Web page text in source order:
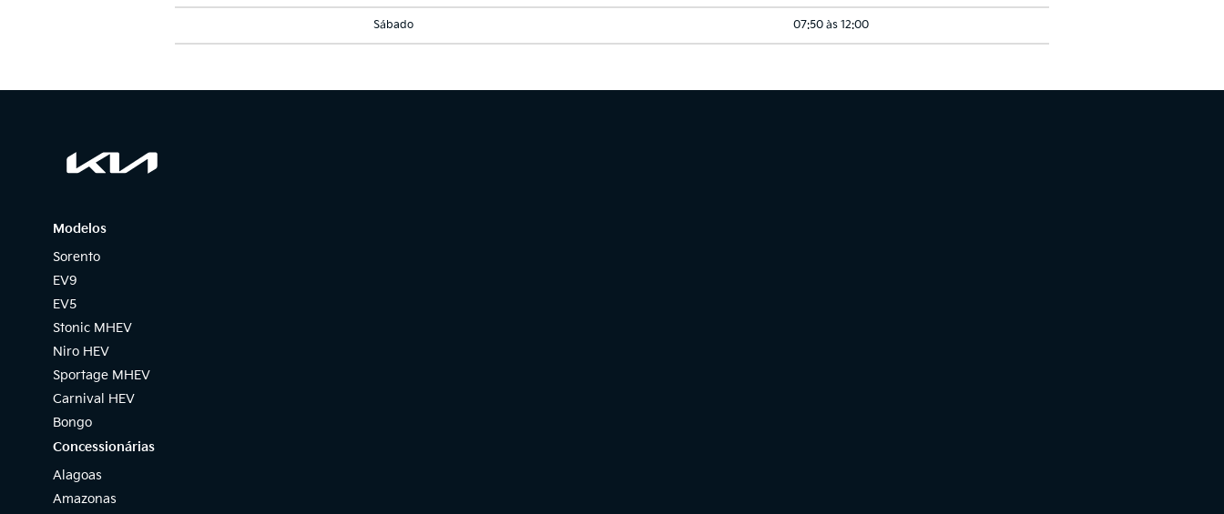
Sábado 07:50 às 12:00
Modelos
Sorento
EV9
EV5
Stonic MHEV
Niro HEV
Sportage MHEV
Carnival HEV
Bongo
Concessionárias
Alagoas
Amazonas